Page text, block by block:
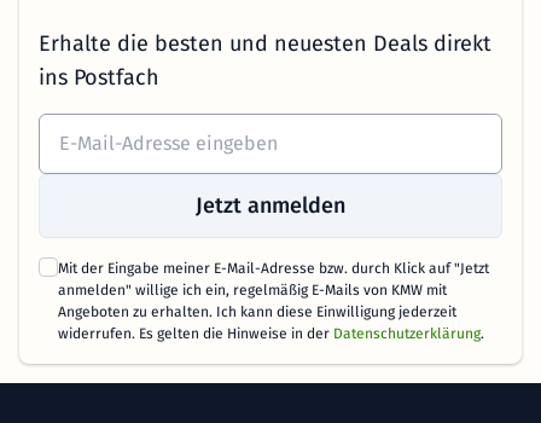
Erhalte die besten und neuesten Deals direkt
ins Postfach
Jetzt anmelden
Mit der Eingabe meiner E-Mail-Adresse bzw. durch Klick auf "Jetzt
anmelden" willige ich ein, regelmäßig E-Mails von KMW mit
Angeboten zu erhalten. Ich kann diese Einwilligung jederzeit
widerrufen. Es gelten die Hinweise in der Datenschutzerklärung.